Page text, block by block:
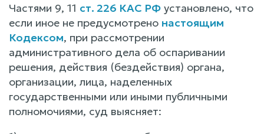
Частями 9, 11 ст. 226 КАС РФ установлено, что
если иное не предусмотрено настоящим
Кодексом, при рассмотрении
административного дела об оспаривании
решения, действия (бездействия) органа,
организации, лица, наделенных
государственными или иными публичными
полномочиями, суд выясняет: